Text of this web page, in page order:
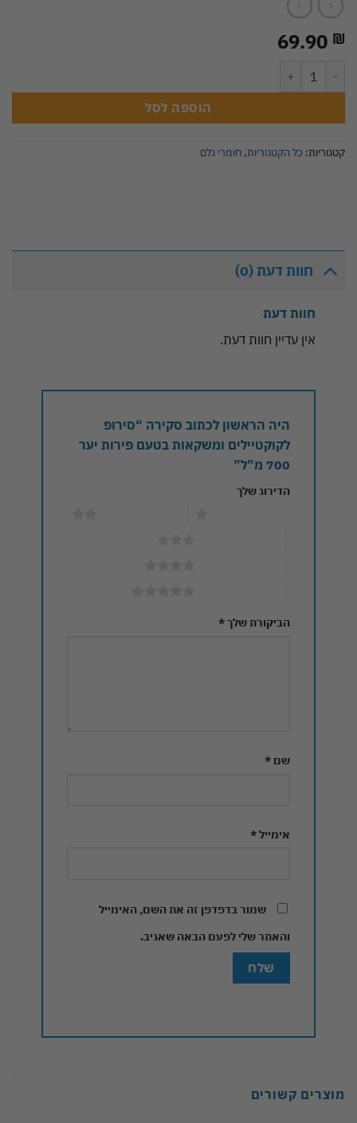
69.90 ₪
הוספה לסל
קטגוריות: כל הקטגוריות, חומרי גלם
חוות דעת (0)
חוות דעת
אין עדיין חוות דעת.
היה הראשון לכתוב סקירה “סירופ
לקוקטיילים ומשקאות בטעם פירות יער
700 מ”ל”
הדירוג שלך
הביקורת שלך*
שם *
אימייל*
שמור בדפדפן זה את השם, האימייל
והאתר שלי לפעם הבאה שאגיב.
מוצרים קשורים